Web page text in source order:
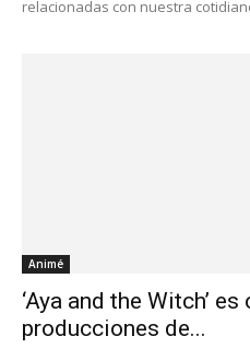
relacionadas con nuestra
Animé
‘Aya and the Witch’
producciones de...